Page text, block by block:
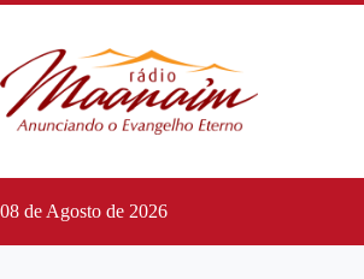
08 de Agosto de 2026